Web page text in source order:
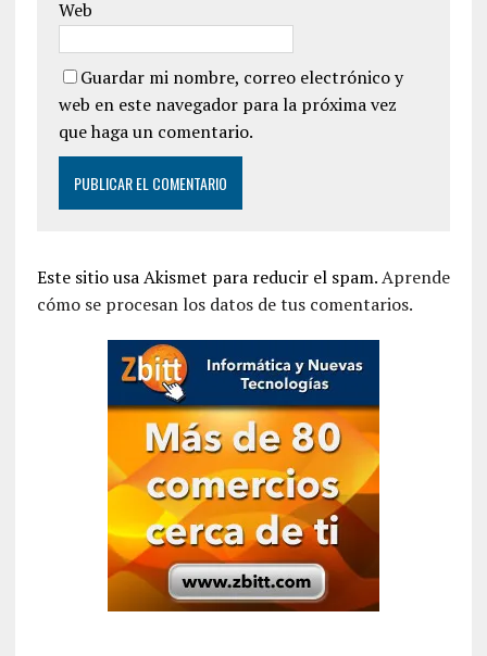
Web
Guardar mi nombre, correo electrónico y
web en este navegador para la próxima vez
que haga un comentario.
Este sitio usa Akismet para reducir el spam.Aprende
cómo se procesan los datos de tus comentarios.